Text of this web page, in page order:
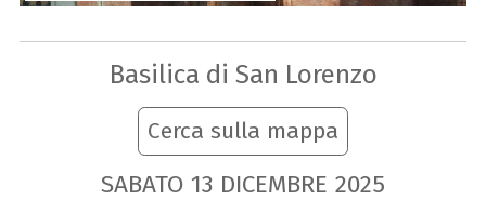
Basilica di San Lorenzo
Cerca sulla mappa
SABATO 13 DICEMBRE 2025